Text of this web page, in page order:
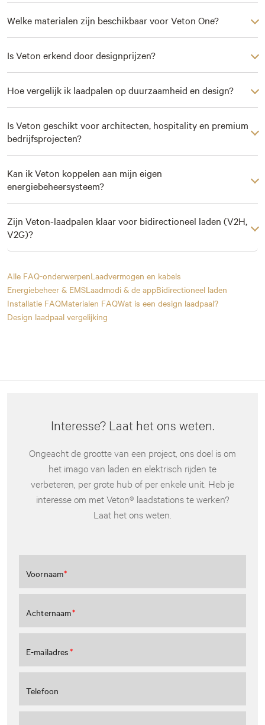
Welke materialen zijn beschikbaar voor Veton One?
Is Veton erkend door designprijzen?
Hoe vergelijk ik laadpalen op duurzaamheid en design?
Is Veton geschikt voor architecten, hospitality en premium
bedrijfsprojecten?
Kan ik Veton koppelen aan mijn eigen
energiebeheersysteem?
Zijn Veton-laadpalen klaar voor bidirectioneel laden (V2H,
V2G)?
Alle FAQ-onderwerpenLaadvermogen en kabels
Energiebeheer & EMSLaadmodi & de appBidirectioneel laden
Installatie FAQMaterialen FAQWat is een design laadpaal?
Design laadpaal vergelijking
Interesse? Laat het ons weten.
Ongeacht de grootte van een project, ons doel is om
het imago van laden en elektrisch rijden te
verbeteren, per grote hub of per enkele unit. Heb je
interesse om met Veton® laadstations te werken?
Laat het ons weten.
Voornaam
Achternaam
E-mailadres
Telefoon